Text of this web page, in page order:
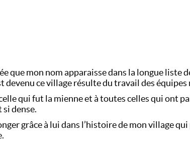
que mon nom apparaisse dans la longue
devenu ce village résulte du travail des
qui fut la mienne et à toutes celles qui ont
si dense.
grâce à lui dans l’histoire de mon village